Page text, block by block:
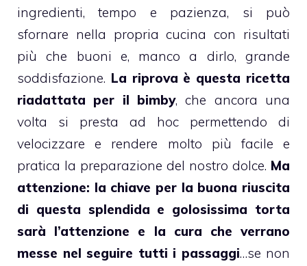
ingredienti, tempo e pazienza, si può
sfornare nella propria cucina con risultati
più che buoni e, manco a dirlo, grande
soddisfazione. La riprova è questa ricetta
riadattata per il bimby, che ancora una
volta si presta ad hoc permettendo di
velocizzare e rendere molto più facile e
pratica la preparazione del nostro dolce. Ma
attenzione: la chiave per la buona riuscita
di questa splendida e golosissima torta
sarà l’attenzione e la cura che verrano
messe nel seguire tutti i passaggi…se non